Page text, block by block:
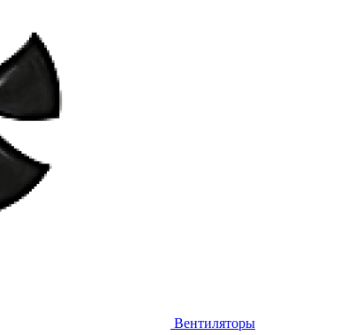
Вентиляторы